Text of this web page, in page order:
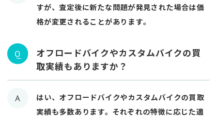
すが、査定後に新たな問題が発見された場合は価
格が変更されることがあります。
Q
オフロードバイクやカスタムバイクの買
取実績もありますか？
A
はい、オフロードバイクやカスタムバイクの買取
実績も多数あります。それぞれの特徴に応じた適